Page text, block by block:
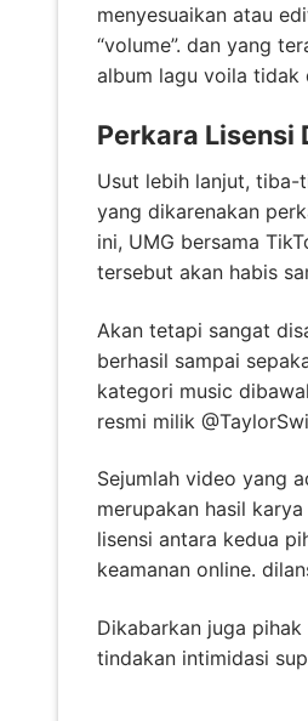
menyesuaikan atau
“volume”. dan yang
album lagu voila tidak
Perkara Lisensi
Usut lebih lanjut, tiba-
yang dikarenakan
ini, UMG bersama
tersebut akan habis
Akan tetapi sangat
berhasil sampai
kategori music
resmi milik
Sejumlah video yang
merupakan hasil
lisensi antara kedua
keamanan online.
Dikabarkan juga
tindakan intimidasi